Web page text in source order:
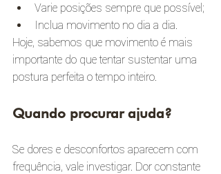
Varie posições sempre que possível;
Inclua movimento no dia a dia.
Hoje, sabemos que movimento é mais
importante do que tentar sustentar uma
postura perfeita o tempo inteiro.
Quando procurar ajuda?
Se dores e desconfortos aparecem com
frequência, vale investigar. Dor constante